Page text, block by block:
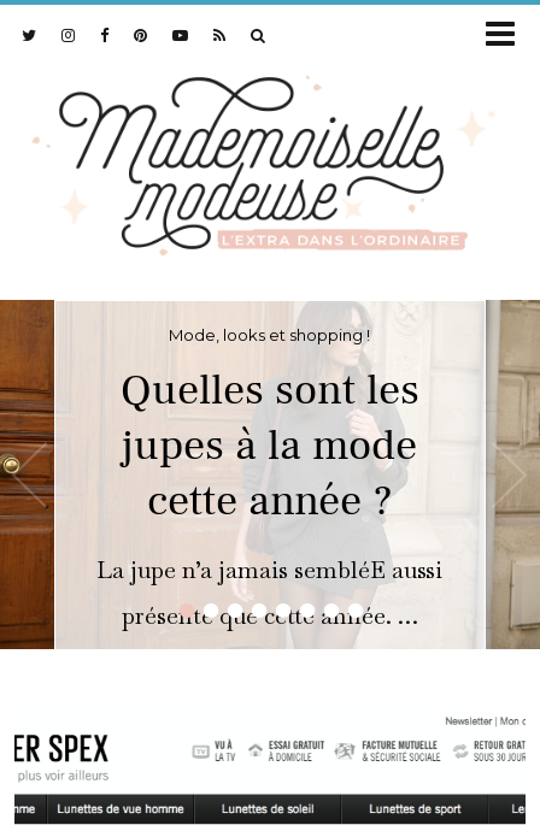
••••••••
Mode, looks et shopping !
Quelles sont les
jupes à la mode
cette année ?
La jupe n’a jamais sembléE aussi
présente que cette année. …